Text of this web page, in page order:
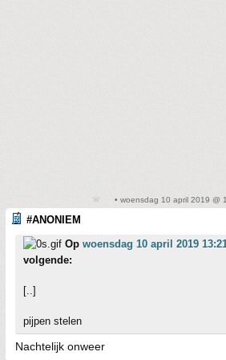
• woensdag 10 april 2019 @
#ANONIEM
Op woensdag 10 april 2019
volgende:
[..]
pijpen stelen
Nachtelijk onweer